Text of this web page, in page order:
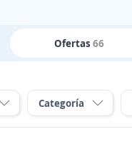
Ofertas66
Categoría